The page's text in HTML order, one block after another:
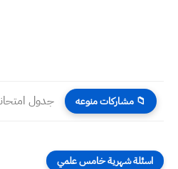
📁 مشاركات منوعه
اسئلة شهرية خامس علمي